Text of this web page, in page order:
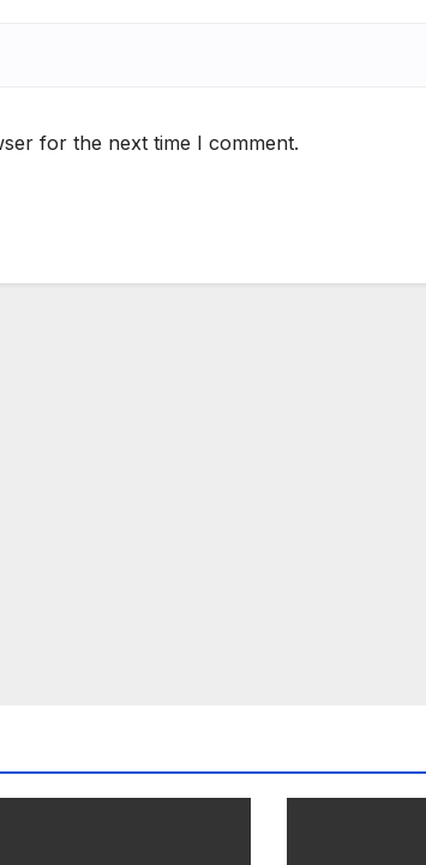
for the next time I comment.